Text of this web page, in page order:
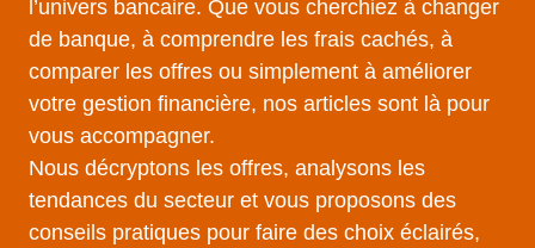
l’univers bancaire. Que vous cherchiez à changer
de banque, à comprendre les frais cachés, à
comparer les offres ou simplement à améliorer
votre gestion financière, nos articles sont là pour
vous accompagner.
Nous décryptons les offres, analysons les
tendances du secteur et vous proposons des
conseils pratiques pour faire des choix éclairés,